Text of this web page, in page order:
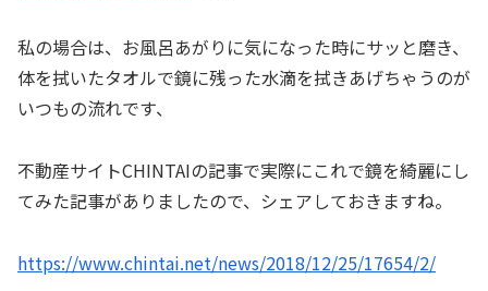
私の場合は、お風呂あがりに気になった時にサッと磨き、
体を拭いたタオルで鏡に残った水滴を拭きあげちゃうのが
いつもの流れです、
不動産サイトCHINTAIの記事で実際にこれで鏡を綺麗にし
てみた記事がありましたので、シェアしておきますね。
https://www.chintai.net/news/2018/12/25/17654/2/